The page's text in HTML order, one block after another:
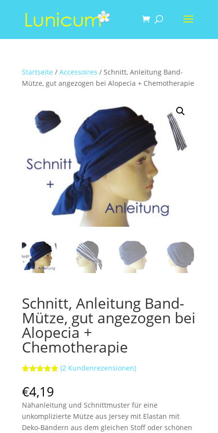
Startseite / Accessoires / Schnitt, Anleitung Band-
Mütze, gut angezogen bei Alopecia + Chemotherapie
Schnitt, Anleitung Band-
Mütze, gut angezogen bei
Alopecia +
Chemotherapie
von 5,
basierend
auf
Kundenbewe
rtungen
(2 Kundenrezensionen)
€4,19
Nähanleitung und Schnittmuster für eine
unkomplizierte Mütze aus Jersey mit Elastan mit
Deko-Bändern aus dem gleichen Stoff oder schönen